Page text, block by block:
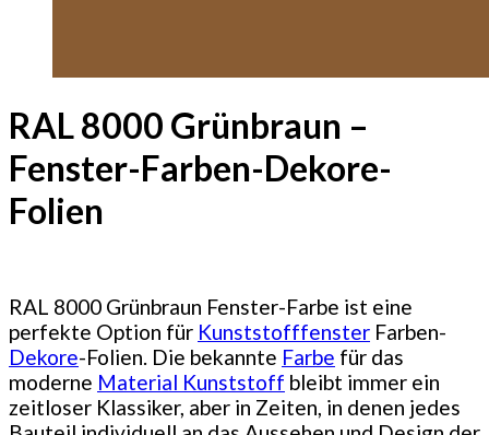
RAL 8000 Grünbraun –
Fenster-Farben-Dekore-
Folien
RAL 8000 Grünbraun Fenster-Farbe ist eine
perfekte Option für Kunststofffenster Farben-
Dekore-Folien. Die bekannte Farbe für das
moderne Material Kunststoff bleibt immer ein
zeitloser Klassiker, aber in Zeiten, in denen jedes